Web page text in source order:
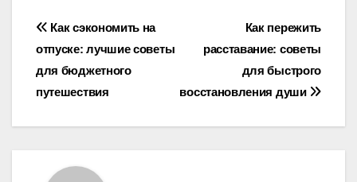
Навигация
по
записям
Как пережить
расставание: советы
для быстрого
восстановления души
Как сэкономить на
отпуске: лучшие советы
для бюджетного
путешествия